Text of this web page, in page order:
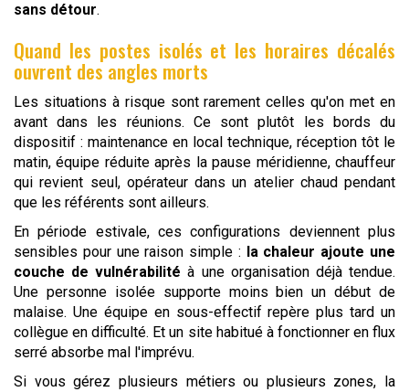
sans détour.
Quand les postes isolés et les horaires décalés
ouvrent des angles morts
Les situations à risque sont rarement celles qu'on met en
avant dans les réunions. Ce sont plutôt les bords du
dispositif : maintenance en local technique, réception tôt le
matin, équipe réduite après la pause méridienne, chauffeur
qui revient seul, opérateur dans un atelier chaud pendant
que les référents sont ailleurs.
En période estivale, ces configurations deviennent plus
sensibles pour une raison simple : la chaleur ajoute une
couche de vulnérabilité à une organisation déjà tendue.
Une personne isolée supporte moins bien un début de
malaise. Une équipe en sous-effectif repère plus tard un
collègue en difficulté. Et un site habitué à fonctionner en flux
serré absorbe mal l'imprévu.
Si vous gérez plusieurs métiers ou plusieurs zones, la